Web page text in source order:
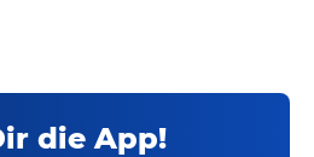
die App!